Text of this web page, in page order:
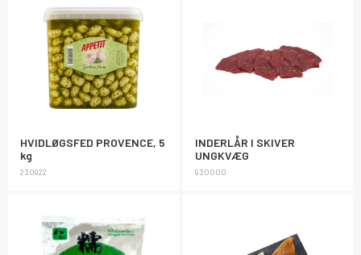
HVIDLØGSFED PROVENCE, 5
kg
230922
INDERLÅR I SKIVER
UNGKVÆG
930000